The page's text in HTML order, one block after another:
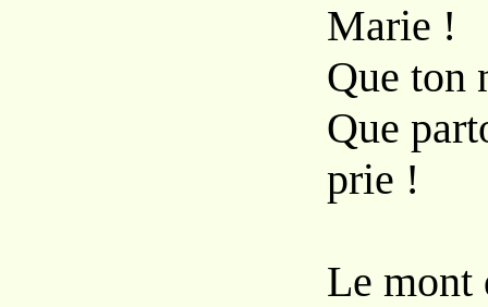
Marie !
Que ton
Que
prie !
Le mont